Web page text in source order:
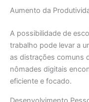
Aumento da
A possibilidade de
trabalho pode levar a
as distrações comuns
nômades digitais
eficiente e focado.